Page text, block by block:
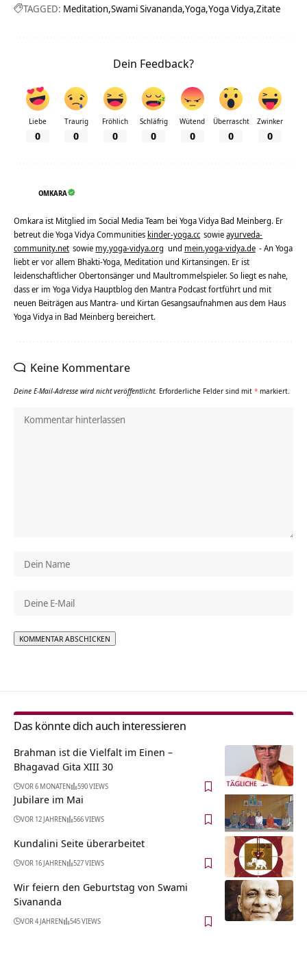
TAGGED: Meditation Swami Sivananda Yoga Yoga Vidya Zitate
Dein Feedback?
Liebe
0
Traurig
0
Fröhlich
0
Schläfrig
0
Wütend
0
Überrascht
0
Zwinker
0
OMKARA
Omkara ist Mitglied im Social Media Team bei Yoga Vidya Bad Meinberg. Er
betreut die Yoga Vidya Communities kinder-yoga.cc sowieayurveda-
community.net sowie my.yoga-vidya.org und mein.yoga-vidya.de - An Yoga
liebt er vor allem Bhakti-Yoga, Meditation und Kirtansingen. Er ist
leidenschaftlicher Obertonsänger und Maultrommelspieler. So liegt es nahe,
dass er im Yoga Vidya Hauptblog den Mantra Podcast fortführt und mit
neuen Beiträgen aus Mantra- und Kirtan Gesangsaufnahmen aus dem Haus
Yoga Vidya in Bad Meinberg bereichert.
Keine Kommentare
Deine E-Mail-Adresse wird nicht veröffentlicht. Erforderliche Felder sind mit * markiert.
Das könnte dich auch interessieren
Brahman ist die Vielfalt im Einen –
Bhagavad Gita XIII 30
VOR 6 MONATEN 590 VIEWS
Jubilare im Mai
VOR 12 JAHREN 566 VIEWS
Kundalini Seite überarbeitet
VOR 16 JAHREN 527 VIEWS
Wir feiern den Geburtstag von Swami
Sivananda
VOR 4 JAHREN 545 VIEWS